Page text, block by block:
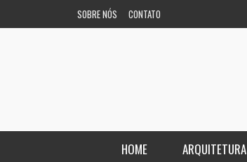
SOBRE NÓS CONTATO
HOME ARQUITETURA